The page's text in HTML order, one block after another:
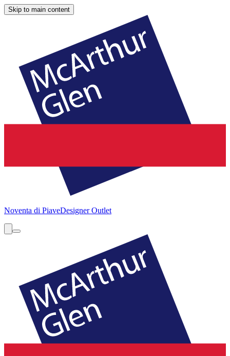
Skip to main content
Noventa di PiaveDesigner Outlet